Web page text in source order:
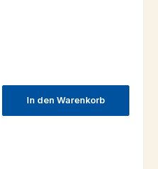
In den Warenkorb